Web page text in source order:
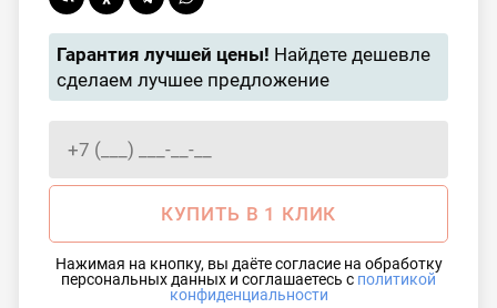
Гарантия лучшей цены! Найдете дешевле
сделаем лучшее предложение
КУПИТЬ В 1 КЛИК
Нажимая на кнопку, вы даёте согласие на обработку
персональных данных и соглашаетесь с политикой
конфиденциальности